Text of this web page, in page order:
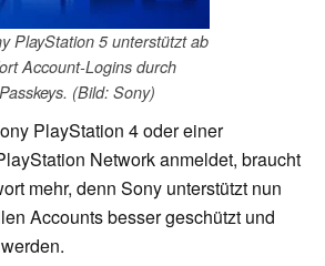
PlayStation 5 unterstützt ab
Account-Logins durch
Passkeys. (Bild: Sony)
PlayStation 4 oder einer
Network anmeldet, braucht
mehr, denn Sony unterstützt nun
Accounts besser geschützt und